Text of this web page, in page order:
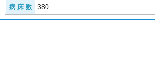
病 床 数 380